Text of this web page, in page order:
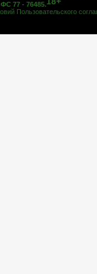
77 - 76485.
Пользовательского